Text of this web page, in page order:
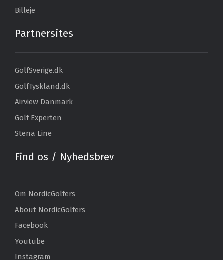
Billeje
Partnersites
GolfSverige.dk
GolfTyskland.dk
Airview Danmark
Golf Experten
Stena Line
Find os / Nyhedsbrev
Om NordicGolfers
About NordicGolfers
Facebook
Youtube
Instagram